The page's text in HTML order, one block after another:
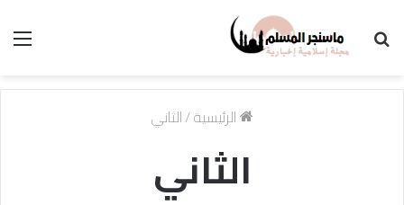
الرئيسية/الثاني
الثاني